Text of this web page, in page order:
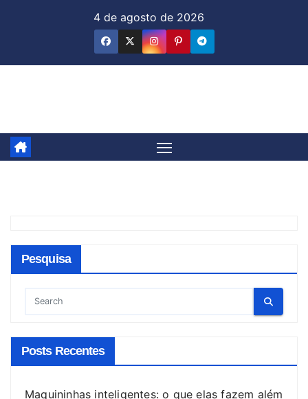
4 de agosto de 2026
Pesquisa
Posts Recentes
Maquininhas inteligentes: o que elas fazem além